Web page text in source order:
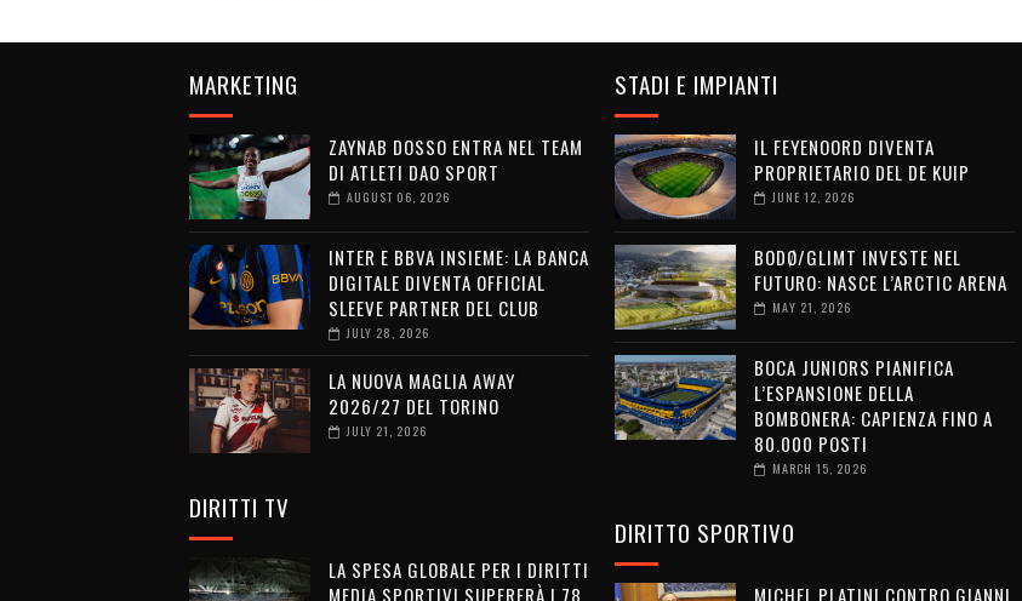
MARKETING
ZAYNAB DOSSO ENTRA NEL TEAM
DI ATLETI DAO SPORT
AUGUST 06, 2026
INTER E BBVA INSIEME: LA BANCA
DIGITALE DIVENTA OFFICIAL
SLEEVE PARTNER DEL CLUB
JULY 28, 2026
LA NUOVA MAGLIA AWAY
2026/27 DEL TORINO
JULY 21, 2026
DIRITTI TV
LA SPESA GLOBALE PER I DIRITTI
MEDIA SPORTIVI SUPERERÀ I 78
STADI E IMPIANTI
IL FEYENOORD DIVENTA
PROPRIETARIO DEL DE KUIP
JUNE 12, 2026
BODØ/GLIMT INVESTE NEL
FUTURO: NASCE L’ARCTIC ARENA
MAY 21, 2026
BOCA JUNIORS PIANIFICA
L’ESPANSIONE DELLA
BOMBONERA: CAPIENZA FINO A
80.000 POSTI
MARCH 15, 2026
DIRITTO SPORTIVO
MICHEL PLATINI CONTRO GIANNI